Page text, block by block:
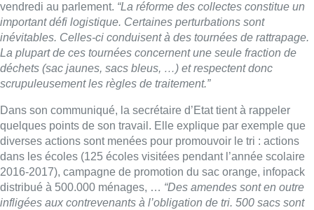
vendredi au parlement. “La réforme des collectes constitue un
important défi logistique. Certaines perturbations sont
inévitables. Celles-ci conduisent à des tournées de rattrapage.
La plupart de ces tournées concernent une seule fraction de
déchets (sac jaunes, sacs bleus, …) et respectent donc
scrupuleusement les règles de traitement.”
Dans son communiqué, la secrétaire d’Etat tient à rappeler
quelques points de son travail. Elle explique par exemple que
diverses actions sont menées pour promouvoir le tri : actions
dans les écoles (125 écoles visitées pendant l’année scolaire
2016-2017), campagne de promotion du sac orange, infopack
distribué à 500.000 ménages, … “Des amendes sont en outre
infligées aux contrevenants à l’obligation de tri. 500 sacs sont